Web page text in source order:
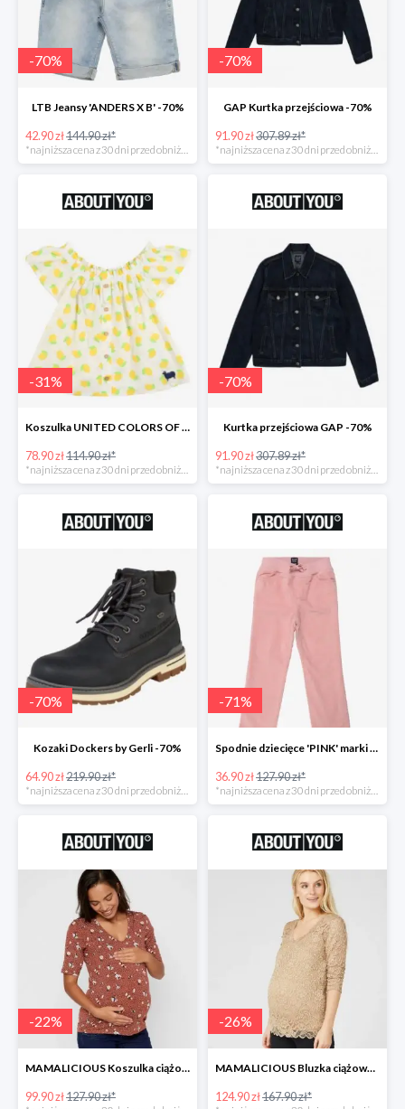
-70%
LTB Jeansy 'ANDERS X B' -70%
42.90 zł144.90 zł*
*najniższa cena z 30 dni przed obniżką
-70%
GAP Kurtka przejściowa -70%
91.90 zł307.89 zł*
*najniższa cena z 30 dni przed obniżką
-31%
Koszulka UNITED COLORS OF BENETTON
78.90 zł114.90 zł*
*najniższa cena z 30 dni przed obniżką
-70%
Kurtka przejściowa GAP -70%
91.90 zł307.89 zł*
*najniższa cena z 30 dni przed obniżką
-70%
Kozaki Dockers by Gerli -70%
64.90 zł219.90 zł*
-71%
Spodnie dziecięce 'PINK' marki GAP -71%
36.90 zł127.90 zł*
-22%
MAMALICIOUS Koszulka ciążowa 'Zana' -26%
99.90 zł127.90 zł*
-26%
MAMALICIOUS Bluzka ciążowa -26%
124.90 zł167.90 zł*